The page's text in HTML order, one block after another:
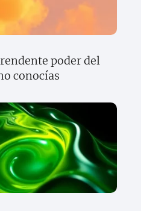
poder del
conocías